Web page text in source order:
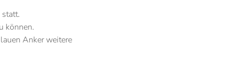
können.
Anker weitere